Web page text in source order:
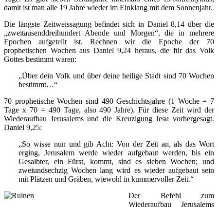
damit ist man alle 19 Jahre wieder im Einklang mit dem Sonnenjahr.
Die längste Zeitweissagung befindet sich in Daniel 8,14 über die
„zweitausenddreihundert Abende und Morgen“, die in mehrere
Epochen aufgeteilt ist. Rechnen wir die Epoche der 70
prophetischen Wochen aus Daniel 9,24 heraus, die für das Volk
Gottes bestimmt waren:
„Über dein Volk und über deine heilige Stadt sind 70 Wochen
bestimmt…“
70 prophetische Wochen sind 490 Geschichtsjahre (1 Woche = 7
Tage x 70 = 490 Tage, also 490 Jahre). Für diese Zeit wird der
Wiederaufbau Jerusalems und die Kreuzigung Jesu vorhergesagt.
Daniel 9,25:
„So wisse nun und gib Acht: Von der Zeit an, als das Wort
erging, Jerusalem werde wieder aufgebaut werden, bis ein
Gesalbter, ein Fürst, kommt, sind es sieben Wochen; und
zweiundsechzig Wochen lang wird es wieder aufgebaut sein
mit Plätzen und Gräben, wiewohl in kummervoller Zeit.“
Der Befehl zum
Wiederaufbau Jerusalems